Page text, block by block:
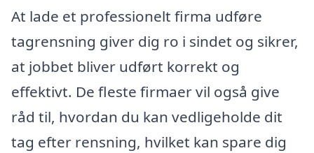
At lade et professionelt firma udføre
tagrensning giver dig ro i sindet og sikrer,
at jobbet bliver udført korrekt og
effektivt. De fleste firmaer vil også give
råd til, hvordan du kan vedligeholde dit
tag efter rensning, hvilket kan spare dig